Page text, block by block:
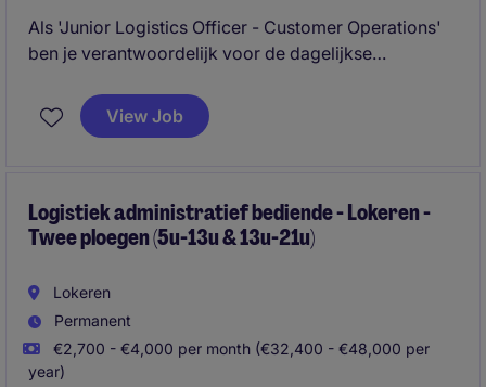
Als 'Junior Logistics Officer - Customer Operations'
ben je verantwoordelijk voor de dagelijkse
portefeuille van klanten. Je zorgt ervoor dat
goederenstromen vlot verlopen, dossiers
View Job
Logistiek administratief bediende - Lokeren -
Twee ploegen (5u-13u & 13u-21u)
Lokeren
Permanent
€2,700 - €4,000 per month (€32,400 - €48,000 per
year)